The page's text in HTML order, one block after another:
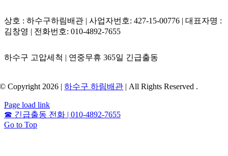
상호 : 하수구하림배관 | 사업자번호: 427-15-00776 | 대표자명 :
김창영 | 전화번호: 010-4892-7655
하수구 고압세척 | 연중무휴 365일 긴급출동
© Copyright 2026 |하수구 하림배관 | All Rights Reserved .
Page load link
☎ 긴급출동 전화 | 010-4892-7655
Go to Top